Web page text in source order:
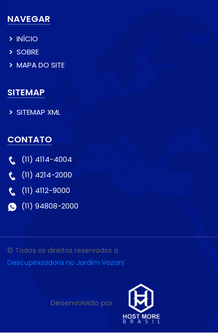
NAVEGAR
INÍCIO
SOBRE
MAPA DO SITE
SITEMAP
SITEMAP XML
CONTATO
(11) 4114-4004
(11) 4214-2000
(11) 4112-9000
(11) 94808-2000
© Todos os direitos reservados a
Descupinizadora no Jardim Vazani
Desenvolvido por